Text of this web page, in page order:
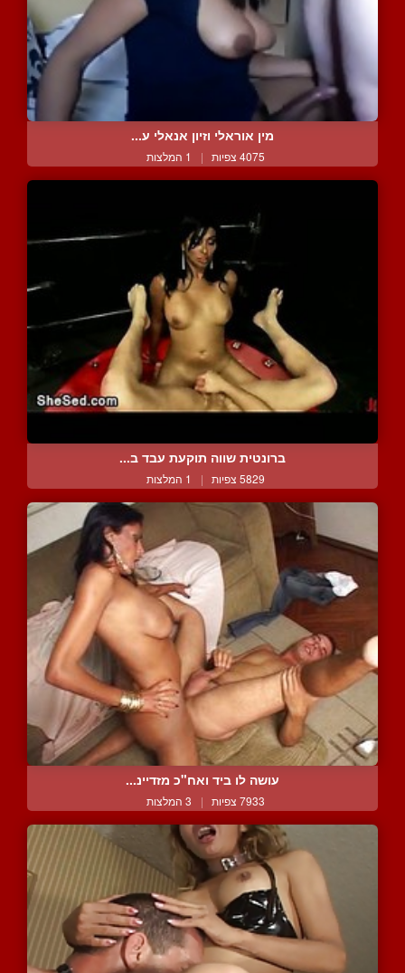
מין אוראלי וזיון אנאלי ע...
4075 צפיות | 1 המלצות
ברונטית שווה תוקעת עבד ב...
5829 צפיות | 1 המלצות
עושה לו ביד ואח"כ מזדיינ...
7933 צפיות | 3 המלצות